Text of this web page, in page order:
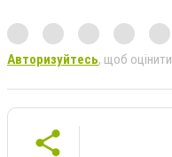
Авторизуйтесь, щоб оцінити